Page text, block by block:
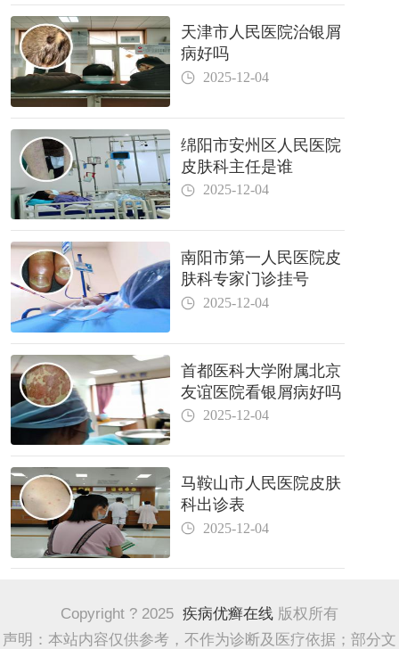
天津市人民医院治银屑
病好吗
2025-12-04
绵阳市安州区人民医院
皮肤科主任是谁
2025-12-04
南阳市第一人民医院皮
肤科专家门诊挂号
2025-12-04
首都医科大学附属北京
友谊医院看银屑病好吗
2025-12-04
马鞍山市人民医院皮肤
科出诊表
2025-12-04
Copyright ? 2025 疾病优癣在线 版权所有
声明：本站内容仅供参考，不作为诊断及医疗依据；部分文